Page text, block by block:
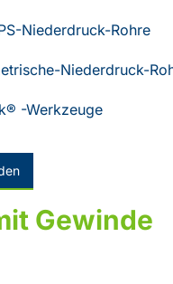
Niederdruck-Rohre
Niederdruck-
-Werkzeuge
Gewinde